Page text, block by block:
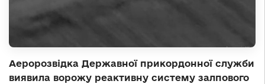
Аеророзвідка Державної прикордонної служби
виявила ворожу реактивну систему залпового